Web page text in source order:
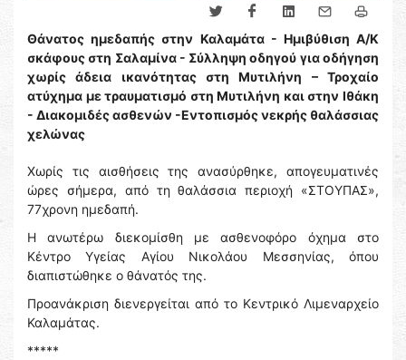
Θάνατος ημεδαπής στην Καλαμάτα - Ημιβύθιση Α/Κ
σκάφους στη Σαλαμίνα - Σύλληψη οδηγού για οδήγηση
χωρίς άδεια ικανότητας στη Μυτιλήνη – Τροχαίο
ατύχημα με τραυματισμό στη Μυτιλήνη και στην Ιθάκη
- Διακομιδές ασθενών -Εντοπισμός νεκρής θαλάσσιας
χελώνας
Χωρίς τις αισθήσεις της ανασύρθηκε, απογευματινές
ώρες σήμερα, από τη θαλάσσια περιοχή «ΣΤΟΥΠΑΣ»,
77χρονη ημεδαπή.
Η ανωτέρω διεκομίσθη με ασθενοφόρο όχημα στο
Κέντρο Υγείας Αγίου Νικολάου Μεσσηνίας, όπου
διαπιστώθηκε ο θάνατός της.
Προανάκριση διενεργείται από το Κεντρικό Λιμεναρχείο
Καλαμάτας.
*****